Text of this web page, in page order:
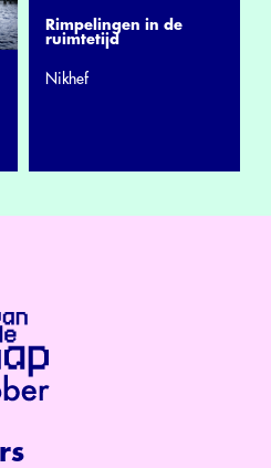
Rimpelingen in de
ruimtetijd
Nikhef